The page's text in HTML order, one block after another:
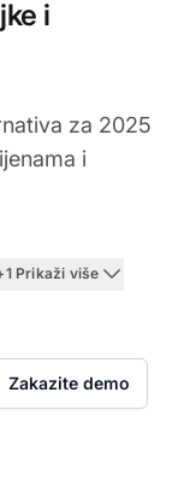
i
za 2025
i
Prikaži više
Zakazite demo